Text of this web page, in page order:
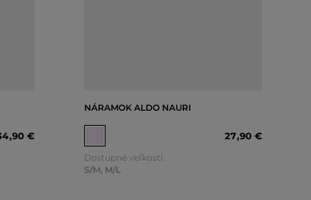
,90 €
NÁRAMOK ALDO NAURI
27,90 €
Dostupné veľkosti:
S/M, M/L